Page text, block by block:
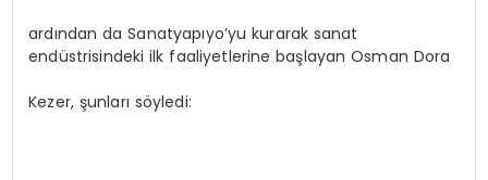
ardından da Sanatyapıyo’yu kurarak sanat
endüstrisindeki ilk faaliyetlerine başlayan Osman Dora
Kezer, şunları söyledi: